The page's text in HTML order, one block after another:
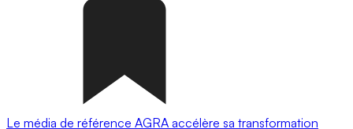
Le média de référence AGRA accélère sa transformation